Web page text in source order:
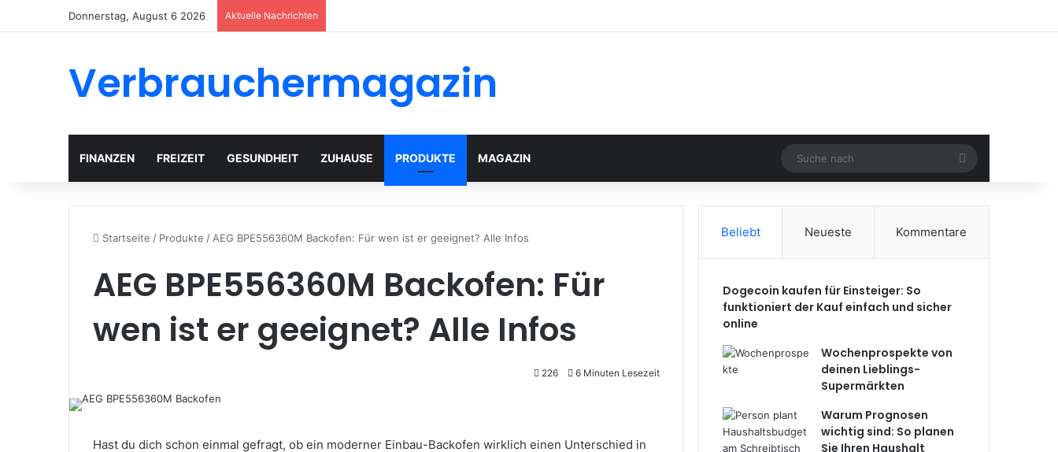
Donnerstag, August 6 2026 Aktuelle Nachrichten
Verbrauchermagazin
FINANZEN FREIZEIT GESUNDHEIT ZUHAUSE PRODUKTE MAGAZIN
Suche
nach
Startseite / Produkte / AEG BPE556360M Backofen: Für wen ist er geeignet? Alle Infos
AEG BPE556360M Backofen: Für
wen ist er geeignet? Alle Infos
226 6 Minuten Lesezeit
Hast du dich schon einmal gefragt, ob ein moderner Einbau-Backofen wirklich einen Unterschied in
Beliebt Neueste Kommentare
Dogecoin kaufen für Einsteiger: So
funktioniert der Kauf einfach und sicher
online
Wochenprospekte von
deinen Lieblings-
Supermärkten
Warum Prognosen
wichtig sind: So planen
Sie Ihren Haushalt